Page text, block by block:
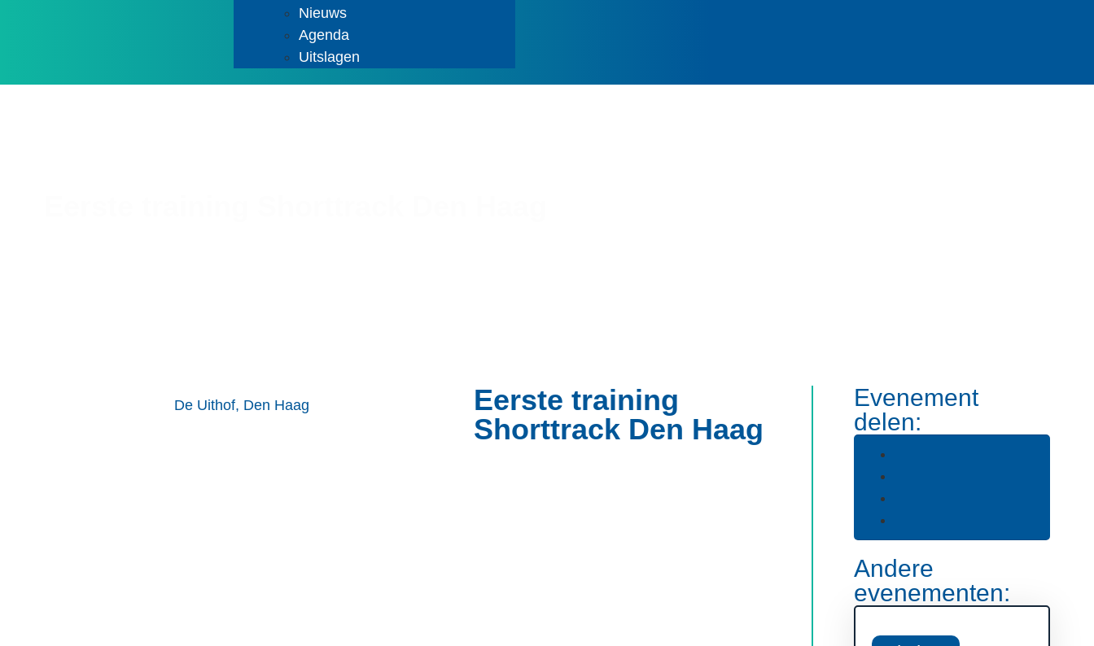
Nieuws
Agenda
Uitslagen
De Uithof, Den Haag
Eerste training
Shorttrack Den Haag
Evenement
delen:
Andere
evenementen: